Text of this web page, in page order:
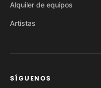
Alquiler de equipos
Artistas
SÍGUENOS